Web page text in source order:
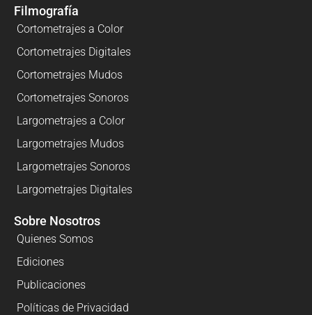
Filmografía
Cortometrajes a Color
Cortometrajes Digitales
Cortometrajes Mudos
Cortometrajes Sonoros
Largometrajes a Color
Largometrajes Mudos
Largometrajes Sonoros
Largometrajes Digitales
Sobre Nosotros
Quienes Somos
Ediciones
Publicaciones
Políticas de Privacidad